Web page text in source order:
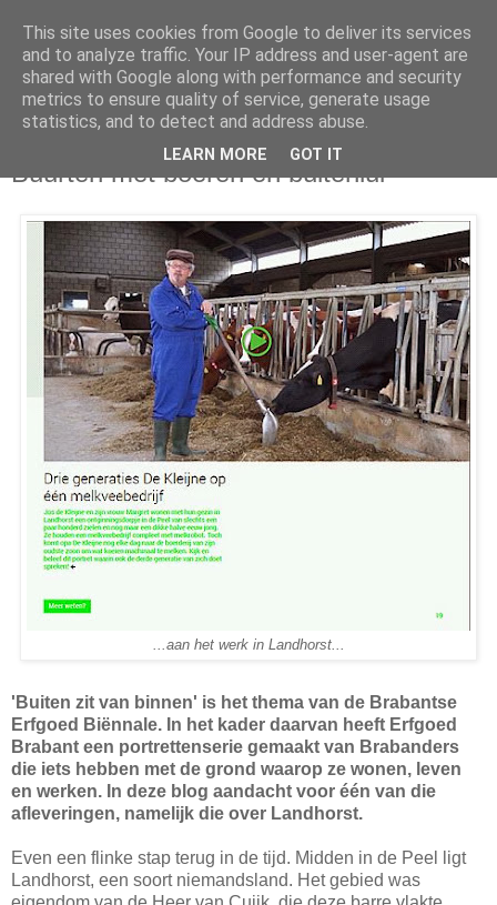
woensdag 22 januari 2014
Buurten met boeren en buitenlui
...aan het werk in Landhorst...
'Buiten zit van binnen' is het thema van de Brabantse
Erfgoed Biënnale. In het kader daarvan heeft Erfgoed
Brabant een portrettenserie gemaakt van Brabanders
die iets hebben met de grond waarop ze wonen, leven
en werken. In deze blog aandacht voor één van die
afleveringen, namelijk die over Landhorst.
Even een flinke stap terug in de tijd. Midden in de Peel ligt
Landhorst, een soort niemandsland. Het gebied was
This site uses cookies from Google to deliver its services
and to analyze traffic. Your IP address and user-agent are
shared with Google along with performance and security
metrics to ensure quality of service, generate usage
statistics, and to detect and address abuse.
LEARN MORE GOT IT